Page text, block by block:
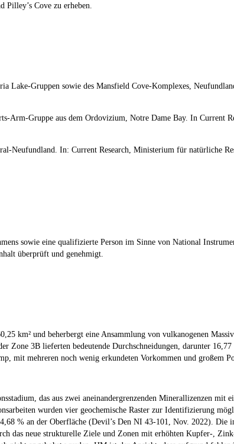
Cove zu erheben.
Gruppen sowie des Mansfield Cove-Komplexes,
Arm-Gruppe aus dem Ordovizium, Notre Dame Bay. In Current
Neufundland. In: Current Research, Ministerium für natürliche
sowie eine qualifizierte Person im Sinne von National
überprüft und genehmigt.
km² und beherbergt eine Ansammlung von vulkanogenen
Zone 3B lieferten bedeutende Durchschneidungen, darunter
mehreren noch wenig erkundeten Vorkommen und großem
das aus zwei aneinandergrenzenden Minerallizenzen mit
wurden vier geochemische Raster zur Identifizierung
% an der Oberfläche (Devil’s Den NI 43-101, Nov. 2022). Die
das neue strukturelle Ziele und Zonen mit erhöhten Kupfer-,